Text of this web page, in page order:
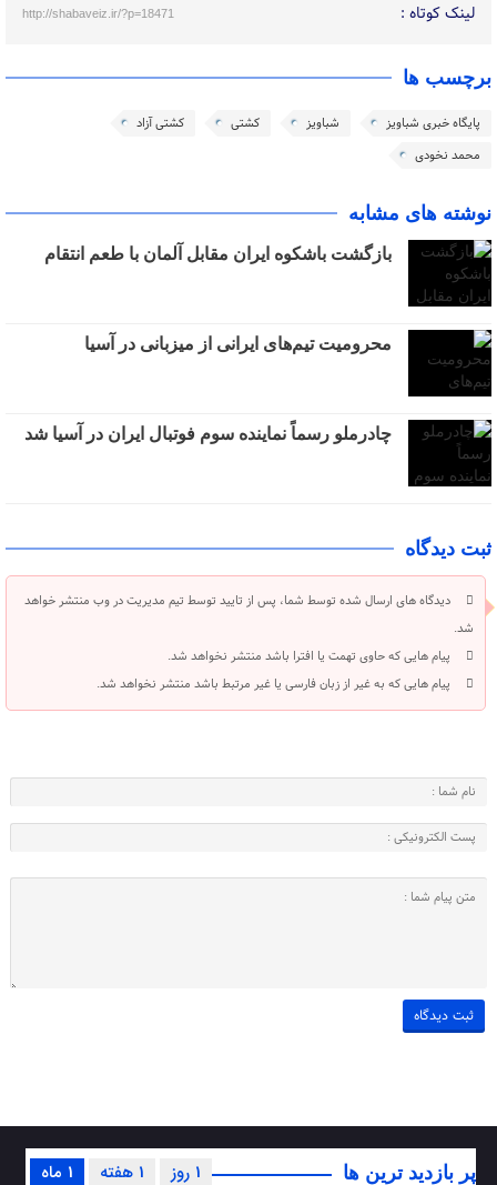
لینک کوتاه : http://shabaveiz.ir/?p=18471
برچسب ها
پایگاه خبری شباویز شباویز کشتی
کشتی آزاد
محمد نخودی
نوشته های مشابه
بازگشت باشکوه ایران مقابل آلمان با طعم انتقام
محرومیت تیم‌های ایرانی از میزبانی در آسیا
چادرملو رسماً نماینده سوم فوتبال ایران در آسیا شد
ثبت دیدگاه
دیدگاه های ارسال شده توسط شما، پس از تایید توسط تیم مدیریت در وب منتشر خواهد
شد.
پیام هایی که حاوی تهمت یا افترا باشد منتشر نخواهد شد.
پیام هایی که به غیر از زبان فارسی یا غیر مرتبط باشد منتشر نخواهد شد.
پر بازدید ترین ها 1 ماه 1 هفته 1 روز